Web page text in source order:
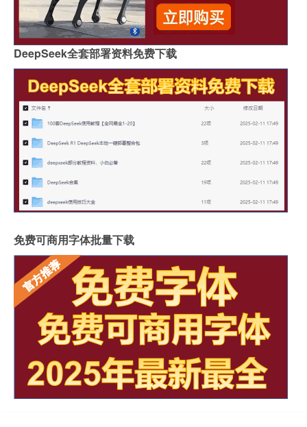
DeepSeek全套部署资料免费下载
免费可商用字体批量下载